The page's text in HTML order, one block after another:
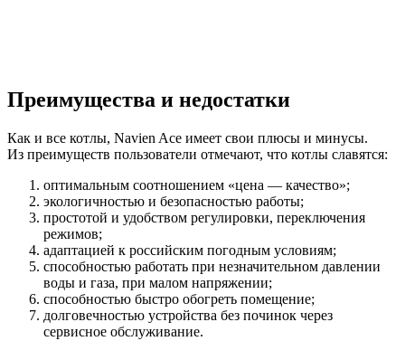
Преимущества и недостатки
Как и все котлы, Navien Ace имеет свои плюсы и минусы.
Из преимуществ пользователи отмечают, что котлы славятся:
оптимальным соотношением «цена — качество»;
экологичностью и безопасностью работы;
простотой и удобством регулировки, переключения
режимов;
адаптацией к российским погодным условиям;
способностью работать при незначительном давлении
воды и газа, при малом напряжении;
способностью быстро обогреть помещение;
долговечностью устройства без починок через
сервисное обслуживание.